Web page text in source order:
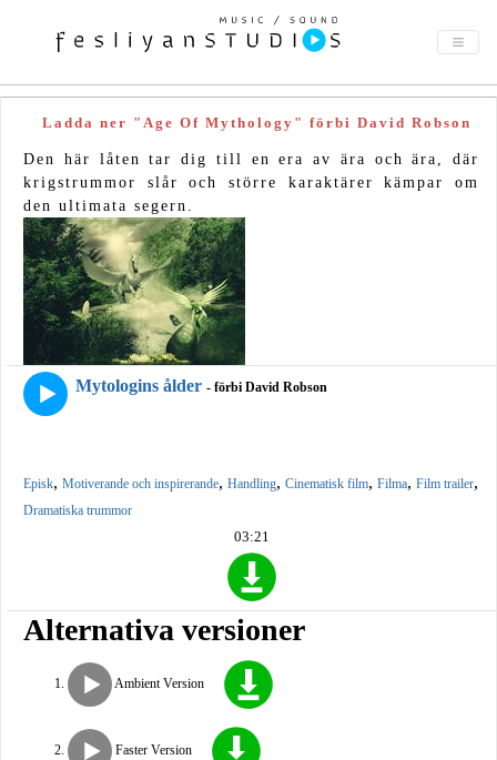
Ladda ner "Age Of Mythology" förbi David Robson
Den här låten tar dig till en era av ära och ära, där
krigstrummor slår och större karaktärer kämpar om
den ultimata segern.
Mytologins ålder - förbi David Robson
Episk, Motiverande och inspirerande, Handling, Cinematisk film, Filma, Film trailer,
Dramatiska trummor
03:21
Alternativa versioner
Ambient Version
Faster Version